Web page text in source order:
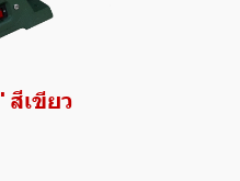
เขียว